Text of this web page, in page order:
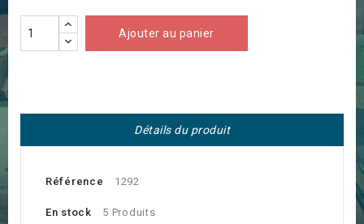
Ajouter au panier
Détails du produit
Référence 1292
En stock 5 Produits